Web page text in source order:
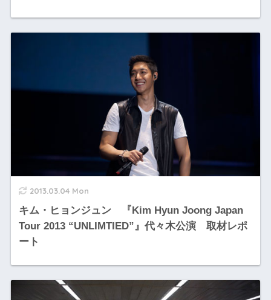
2013.03.04 Mon
キム・ヒョンジュン 『Kim Hyun Joong Japan
Tour 2013 “UNLIMTIED”』代々木公演 取材レポ
ート